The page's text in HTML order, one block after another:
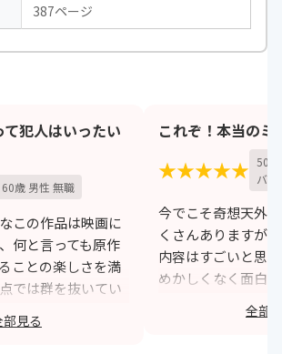
387ページ
犯人はいったい
60歳 男性 無職
この作品は映画に
何と言っても原作
ことの楽しさを満
では群を抜いてい
タイトルからして
そのトリックは奇
部見る
これぞ！本当のミ
★★★★★ 50
バイ
今でこそ奇想天外
くさんありますが
内容はすごいと思
めかしくなく面白
られていく登場人
動きで話しが進ん
全部